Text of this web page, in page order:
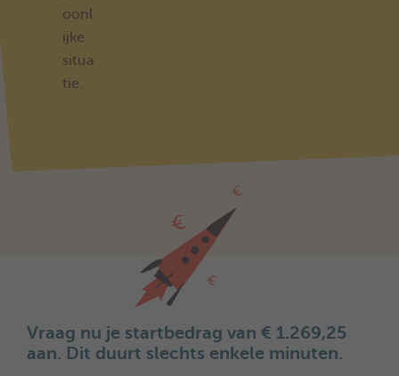
oonl
ijke
situa
tie.
Vraag nu je startbedrag van € 1.269,25
aan. Dit duurt slechts enkele minuten.